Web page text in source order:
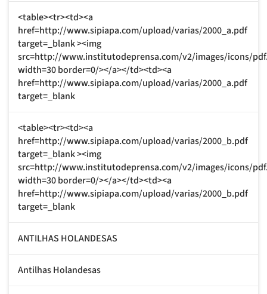
<table><tr><td><a
href=http://www.sipiapa.com/upload/varias/2000_a.pdf
target=_blank ><img
src=http://www.institutodeprensa.com/v2/images/icons/
width=30 border=0/></a></td><td><a
href=http://www.sipiapa.com/upload/varias/2000_a.pdf
target=_blank
<table><tr><td><a
href=http://www.sipiapa.com/upload/varias/2000_b.pdf
target=_blank ><img
src=http://www.institutodeprensa.com/v2/images/icons/
width=30 border=0/></a></td><td><a
href=http://www.sipiapa.com/upload/varias/2000_b.pdf
target=_blank
ANTILHAS HOLANDESAS
Antilhas Holandesas